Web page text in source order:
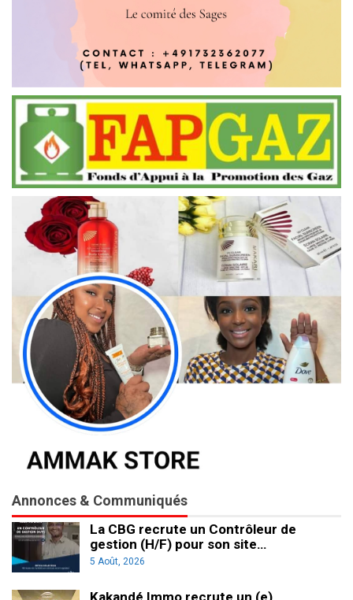
Annonces & Communiqués
La CBG recrute un Contrôleur de
gestion (H/F) pour son site…
5 Août, 2026
Kakandé Immo recrute un (e)